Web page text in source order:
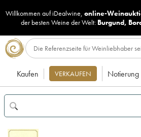
Willkommen auf iDealwine, online-
der besten Weine der Welt: Burgund,
Kaufen VERKAUFEN Notierung